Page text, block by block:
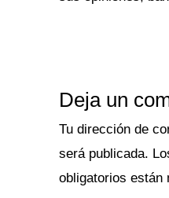
Deja un
Tu dirección de
será publicada.
obligatorios están